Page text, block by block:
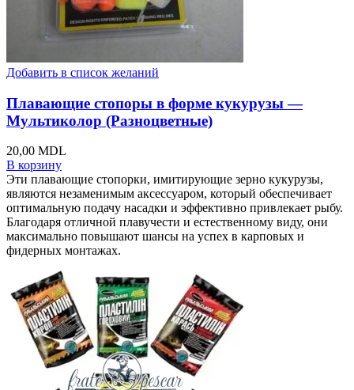
Добавить в список желаний
Плавающие стопоры в форме кукурузы —
Мультиколор (Разноцветные)
20,00 MDL
В корзину
Эти плавающие стопорки, имитирующие зерно кукурузы,
являются незаменимым аксессуаром, который обеспечивает
оптимальную подачу насадки и эффективно привлекает рыбу.
Благодаря отличной плавучести и естественному виду, они
максимально повышают шансы на успех в карповых и
фидерных монтажах.